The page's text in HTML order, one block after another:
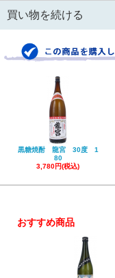
買い物を続ける
黒糖焼酎 龍宮 30度 1
80
3,780円(税込)
おすすめ商品